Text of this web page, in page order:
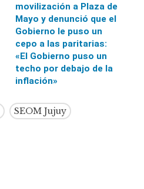
movilización a Plaza de
Mayo y denunció que el
Gobierno le puso un
cepo a las paritarias:
«El Gobierno puso un
techo por debajo de la
inflación»
SEOM Jujuy